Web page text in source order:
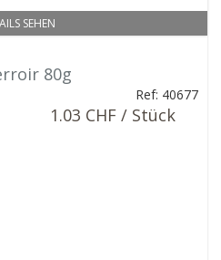
SEHEN
80g
Ref: 40677
1.03 CHF / Stück